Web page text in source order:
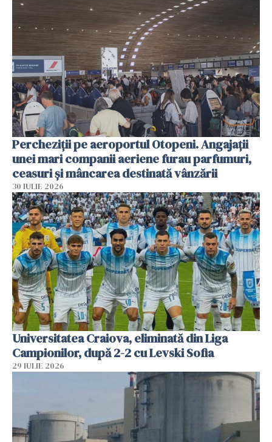
Percheziții pe aeroportul Otopeni. Angajații
unei mari companii aeriene furau parfumuri,
ceasuri și mâncarea destinată vânzării
30 IULIE 2026
Universitatea Craiova, eliminată din Liga
Campionilor, după 2-2 cu Levski Sofia
29 IULIE 2026